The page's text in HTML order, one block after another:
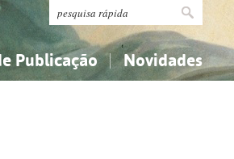
Publicação Novidades